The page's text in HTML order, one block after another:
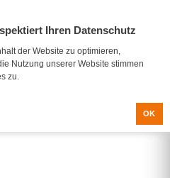
Ihren Datenschutz
der Website zu optimieren,
Nutzung unserer Website stimmen
zu.
OK